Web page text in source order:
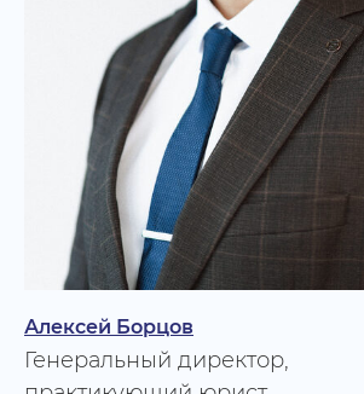
Алексей Борцов
Генеральный директор,